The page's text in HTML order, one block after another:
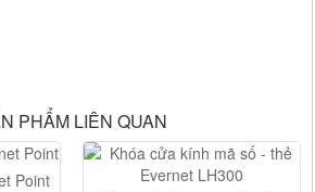
PHẨM LIÊN QUAN
Point